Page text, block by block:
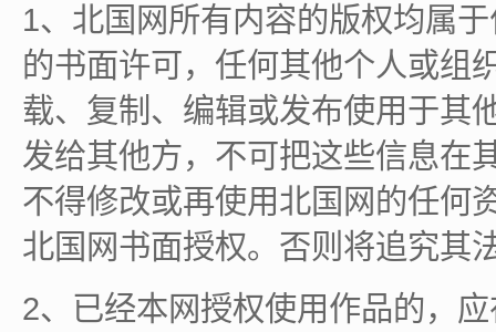
1、北国网所有内容的版权均属
的书面许可，任何其他个人或组
载、复制、编辑或发布使用于其
发给其他方，不可把这些信息在
不得修改或再使用北国网的任何
北国网书面授权。否则将追究其
2、已经本网授权使用作品的，